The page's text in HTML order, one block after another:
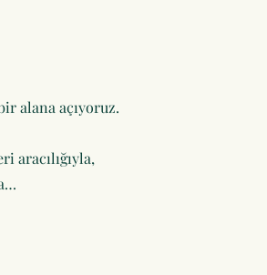
alana açıyoruz.
aracılığıyla,